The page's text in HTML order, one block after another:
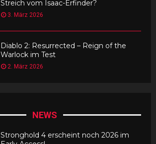
Streich vom Isaac-Erfinder?
3. März 2026
Diablo 2: Resurrected – Reign of the
Warlock im Test
2. März 2026
NEWS
Stronghold 4 erscheint noch 2026 im